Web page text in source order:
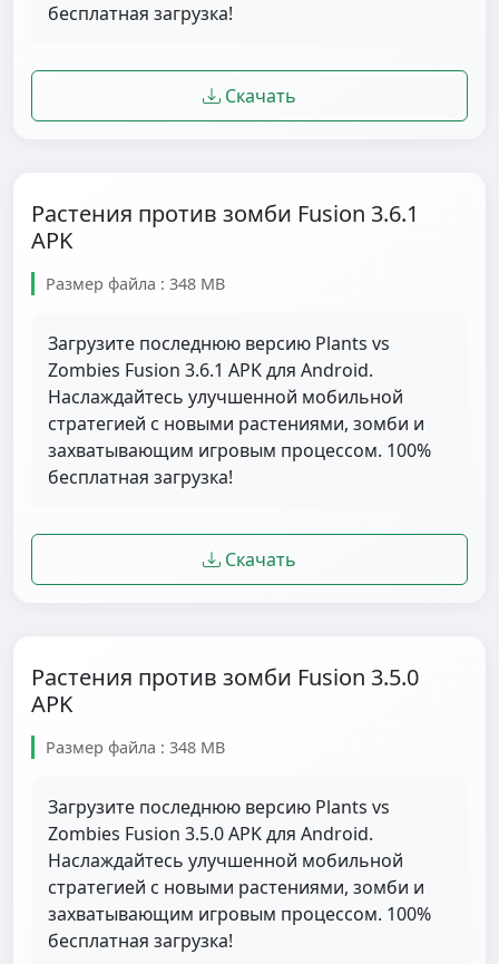
бесплатная загрузка!
Скачать
Растения против зомби Fusion 3.6.1
APK
Размер файла : 348 MB
Загрузите последнюю версию Plants vs
Zombies Fusion 3.6.1 APK для Android.
Наслаждайтесь улучшенной мобильной
стратегией с новыми растениями, зомби и
захватывающим игровым процессом. 100%
бесплатная загрузка!
Скачать
Растения против зомби Fusion 3.5.0
APK
Размер файла : 348 MB
Загрузите последнюю версию Plants vs
Zombies Fusion 3.5.0 APK для Android.
Наслаждайтесь улучшенной мобильной
стратегией с новыми растениями, зомби и
захватывающим игровым процессом. 100%
бесплатная загрузка!